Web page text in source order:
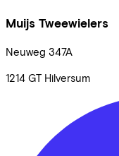
Muijs Tweewielers
Neuweg 347A
1214 GT Hilversum